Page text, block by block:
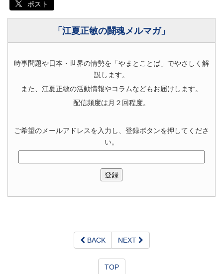
ポスト
「江夏正敏の闘魂メルマガ」
時事問題や日本・世界の情勢を「やまとことば」でやさしく解
説します。
また、江夏正敏の活動情報やコラムなどもお届けします。
配信頻度は月２回程度。
ご希望のメールアドレスを入力し、登録ボタンを押してくださ
い。
BACK NEXT
TOP